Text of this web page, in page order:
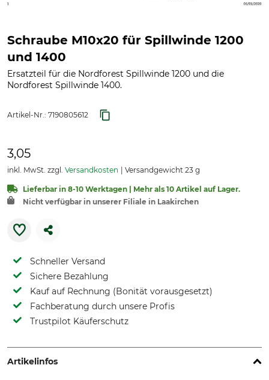
Schraube M10x20 für Spillwinde 1200
und 1400
Ersatzteil für die Nordforest Spillwinde 1200 und die
Nordforest Spillwinde 1400.
Artikel-Nr.: 7190805612
3,05
inkl. MwSt. zzgl. Versandkosten Versandgewicht 23 g
Lieferbar in 8-10 Werktagen | Mehr als 10 Artikel auf Lager.
Nicht verfügbar in unserer Filiale in Laakirchen
Schneller Versand
Sichere Bezahlung
Kauf auf Rechnung (Bonität vorausgesetzt)
Fachberatung durch unsere Profis
Trustpilot Käuferschutz
Artikelinfos